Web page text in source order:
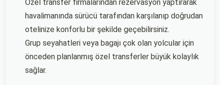
Özel transfer firmalarından rezervasyon yaptırarak
havalimanında sürücü tarafından karşılanıp doğrudan
otelinize konforlu bir şekilde geçebilirsiniz.
Grup seyahatleri veya bagajı çok olan yolcular için
önceden planlanmış özel transferler büyük kolaylık
sağlar.